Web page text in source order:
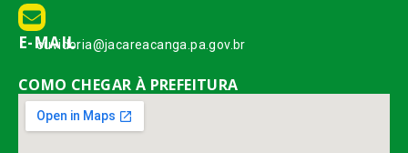
E-MAIL
ouvidoria@jacareacanga.pa.gov.br
COMO CHEGAR À PREFEITURA